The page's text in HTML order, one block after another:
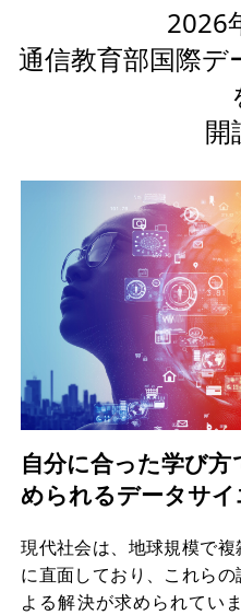
2026
通信教育部国際
開
自分に合った学び
められるデータサ
現代社会は、地球規模で
に直面しており、これら
よる解決が求められてい